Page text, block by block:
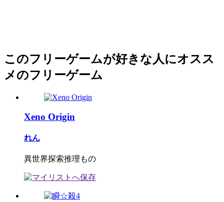
このフリーゲームが好きな人にオスス
メのフリーゲーム
Xeno Origin
れん
異世界探索推理もの